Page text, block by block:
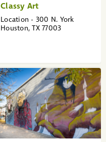
Classy Art
Location - 300 N. York
Houston, TX 77003